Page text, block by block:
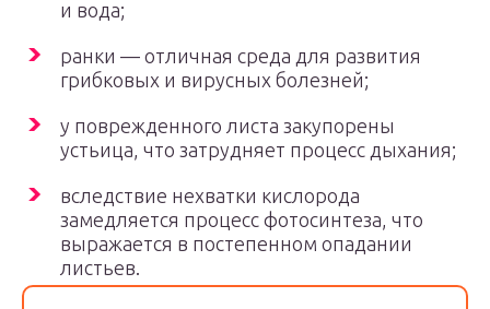
и вода;
ранки — отличная среда для развития
грибковых и вирусных болезней;
у поврежденного листа закупорены
устьица, что затрудняет процесс дыхания;
вследствие нехватки кислорода
замедляется процесс фотосинтеза, что
выражается в постепенном опадании
листьев.